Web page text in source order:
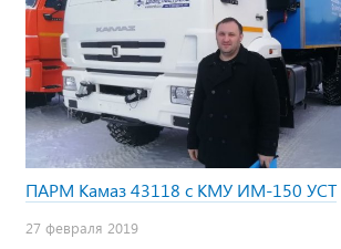
ПАРМ Камаз 43118 с КМУ ИМ-150 УСТ
27 февраля 2019